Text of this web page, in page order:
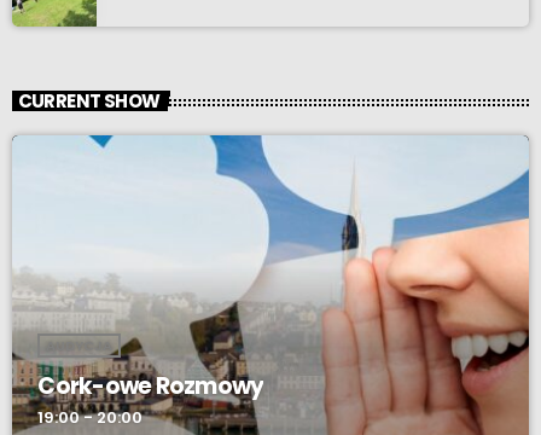
CURRENT SHOW
AUDYCJA
Cork-owe Rozmowy
19:00 - 20:00